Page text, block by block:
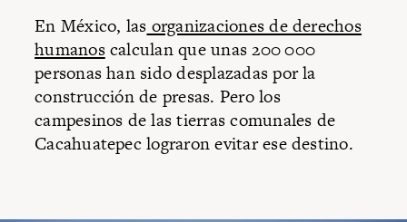
En México, las organizaciones de derechos
humanoscalculan que unas 200 000
personas han sido desplazadas por la
construcción de presas. Pero los
campesinos de las tierras comunales de
Cacahuatepec lograron evitar ese destino.